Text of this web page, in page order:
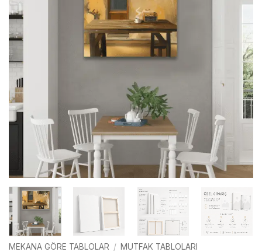
MEKANA GÖRE TABLOLAR / MUTFAK TABLOLARI